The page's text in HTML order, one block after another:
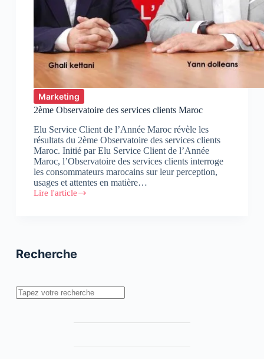
Marketing
2ème Observatoire des services clients Maroc
Elu Service Client de l’Année Maroc révèle les
résultats du 2ème Observatoire des services clients
Maroc. Initié par Elu Service Client de l’Année
Maroc, l’Observatoire des services clients interroge
les consommateurs marocains sur leur perception,
usages et attentes en matière…
Lire l'article
2ème
Recherche
Rechercher